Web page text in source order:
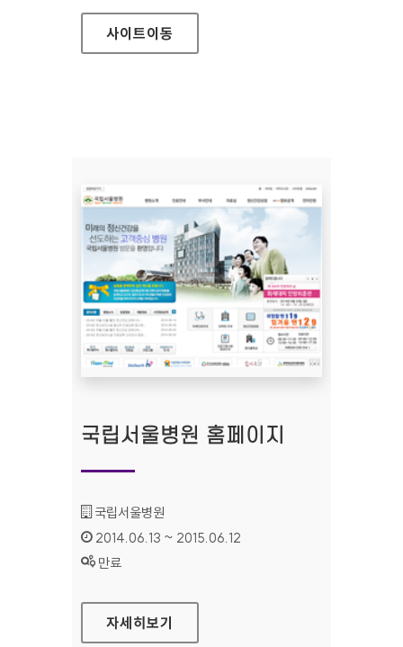
사이트이동
국립서울병원 홈페이지
기관명 :
국립서울병원
인증기간 :
2014.06.13 ~ 2015.06.12
상태 :
만료
국립서울병원 홈페이지
자세히보기